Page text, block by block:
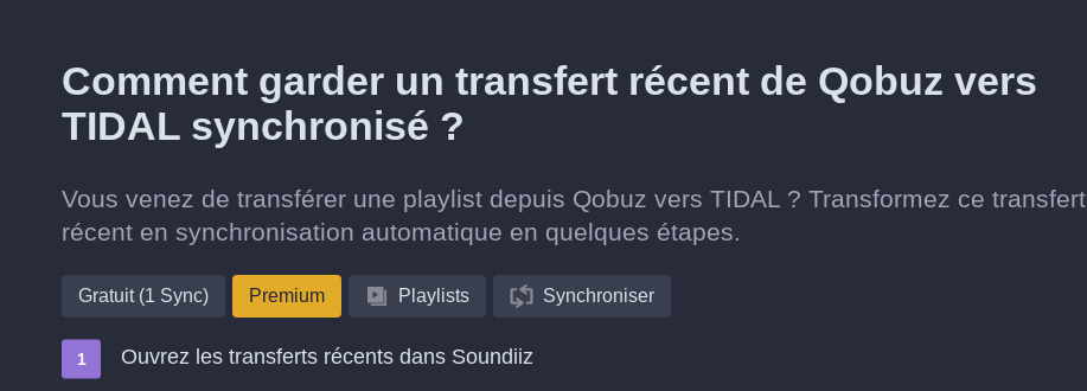
Comment garder un transfert récent de Qobuz vers
TIDAL synchronisé ?
Vous venez de transférer une playlist depuis Qobuz vers TIDAL ? Transformez ce transfert
récent en synchronisation automatique en quelques étapes.
Gratuit (1 Sync) Premium Playlists Synchroniser
Ouvrez les transferts récents dans Soundiiz